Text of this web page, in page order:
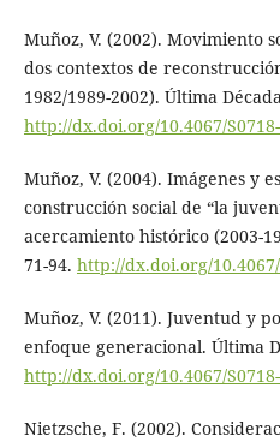
Muñoz, V. (2002). Movimiento
dos contextos de
1982/1989-2002). Última
http://dx.doi.org/10.4067/
Muñoz, V. (2004). Imágenes y
construcción social de “la
acercamiento histórico (2003-
71-94. http://dx.doi.org/
Muñoz, V. (2011). Juventud y
enfoque generacional. Última
http://dx.doi.org/10.4067/
Nietzsche, F. (2002).